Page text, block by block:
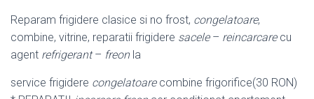
Reparam frigidere clasice si no frost, congelatoare,
combine, vitrine, reparatii frigidere sacele– reincarcarecu
agent refrigerant– freonla
service frigidere congelatoarecombine frigorifice(30 RON)